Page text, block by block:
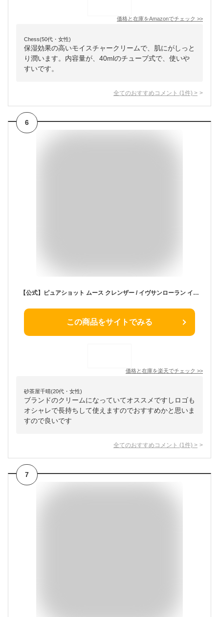
価格と在庫をAmazonでチェック >>
Chess(50代・女性)
保湿効果の高いモイスチャークリームで、肌にがしっと
り潤います。内容量が、40mlのチューブ式で、使いや
すいです。
全てのおすすめコメント (1 件) >
6
【公式】ピュアショット ムース クレンザー / イヴサンローラン イブサンローラン ysl / 洗顔 フォーム / 正規品 送料無料 / 新製品 ムース 透明感 洗浄力 敏感肌 デパコス ギフト プレゼント 妻 彼女 夫 彼 パートナー ラッピング
この商品をサイトでみる
価格と在庫を楽天でチェック >>
砂茶屋千晴(20代・女性)
ブランドのクリームになっていてオススメですしロゴも
オシャレで長持ちして使えますのでおすすめかと思いま
すので良いです
全てのおすすめコメント (1 件) >
7